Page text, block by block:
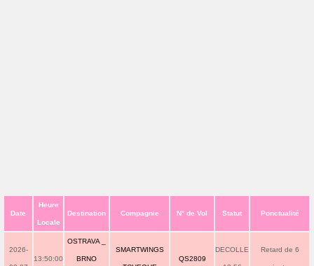
Date
Heure
Locale
Destination Compagnie N° de Vol Statut Ponctualité
2026-
13:50:00
OSTRAVA _
BRNO
SMARTWINGS
QS2809
DECOLLE Retard de 6